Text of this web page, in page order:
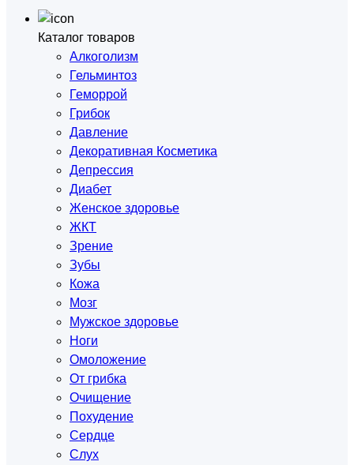
Каталог товаров
Алкоголизм
Гельминтоз
Геморрой
Грибок
Давление
Декоративная Косметика
Депрессия
Диабет
Женское здоровье
ЖКТ
Зрение
Зубы
Кожа
Мозг
Мужское здоровье
Ноги
Омоложение
От грибка
Очищение
Похудение
Сердце
Слух